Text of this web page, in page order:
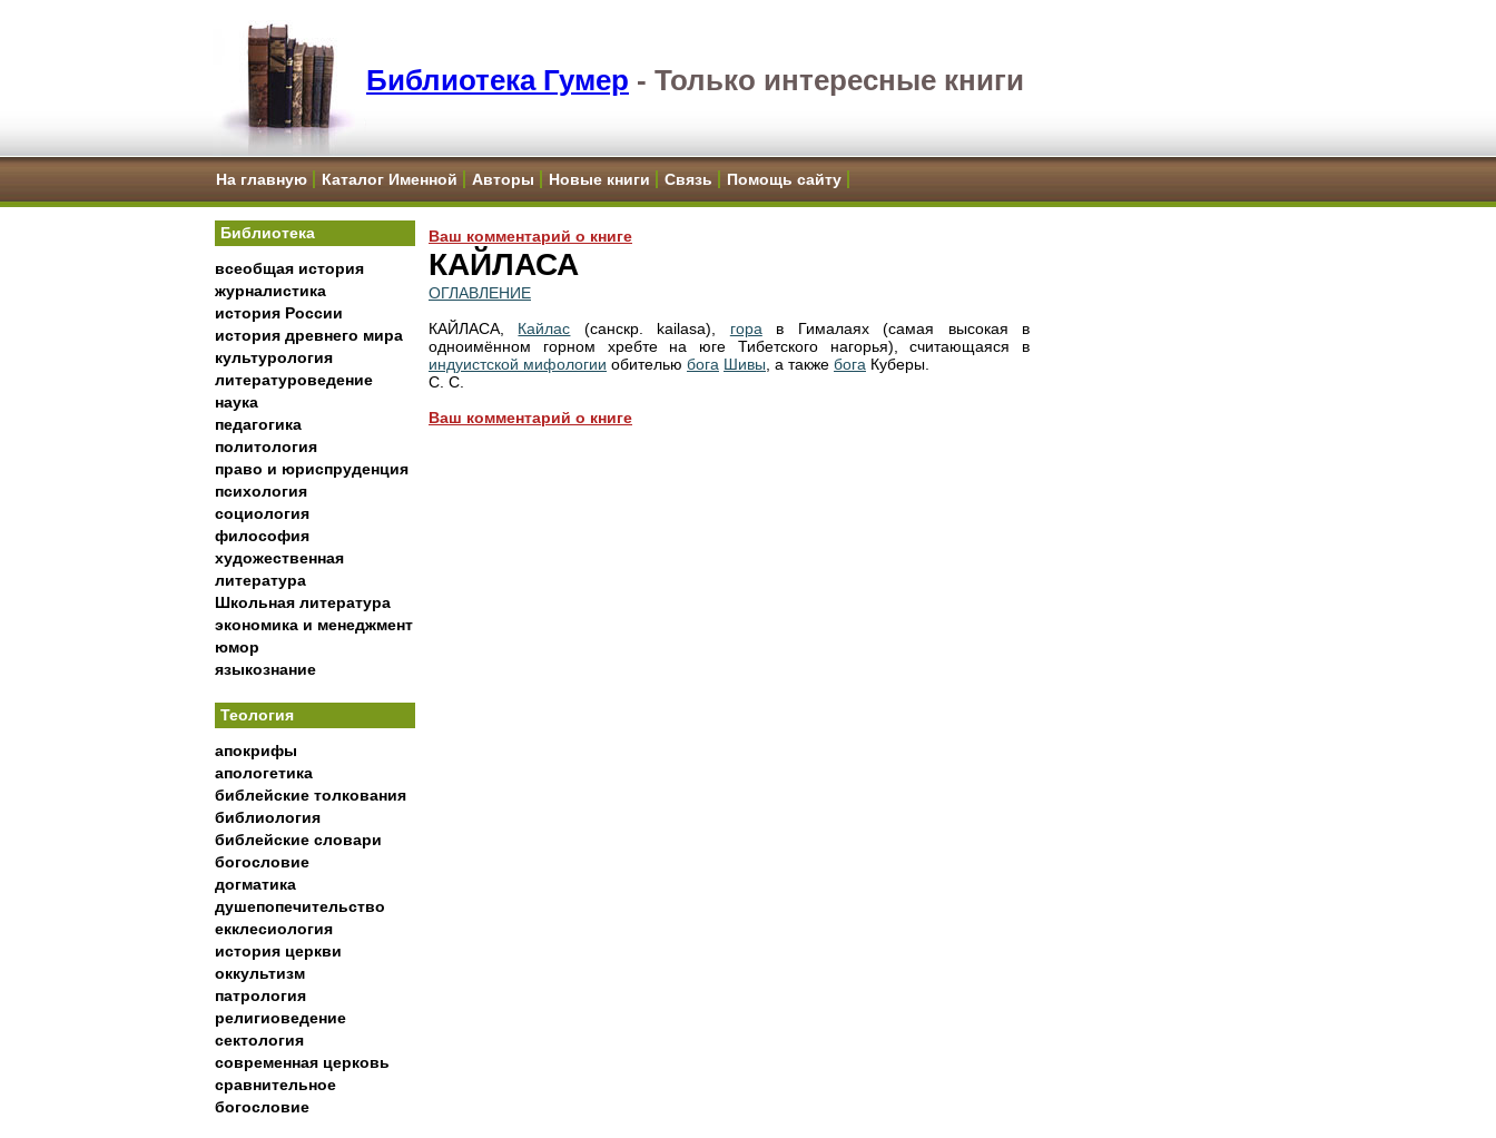
Библиотека Гумер - Только интересные книги
На главную Каталог Именной Авторы Новые книги Связь Помощь сайту
Библиотека
всеобщая история
журналистика
история России
история древнего мира
культурология
литературоведение
наука
педагогика
политология
право и юриспруденция
психология
социология
философия
художественная
литература
Школьная литература
экономика и менеджмент
юмор
языкознание
Теология
апокрифы
апологетика
библейские толкования
библиология
библейские словари
богословие
догматика
душепопечительство
екклесиология
история церкви
оккультизм
патрология
религиоведение
сектология
современная церковь
сравнительное
богословие
Ваш комментарий о книге
КАЙЛАСА
ОГЛАВЛЕНИЕ
КАЙЛАСА, Кайлас (санскр. kailasa), гора в Гималаях (самая высокая в
одноимённом горном хребте на юге Тибетского нагорья), считающаяся в
индуистской мифологии обителью бога Шивы , а также бога Куберы.
С. С.
Ваш комментарий о книге